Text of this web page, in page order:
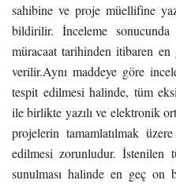
sahibine ve proje müellifine
bildirilir. İnceleme
müracaat tarihinden itibaren
verilir.Aynı maddeye göre
tespit edilmesi halinde, tüm
ile birlikte yazılı ve elektronik
projelerin tamamlatılmak
edilmesi zorunludur. İstenilen
sunulması halinde en geç on